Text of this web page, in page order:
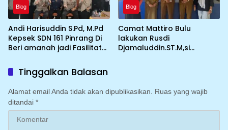
Blog
Andi Harisuddin S.Pd, M.Pd
Kepsek SDN 161 Pinrang Di
Beri amanah jadi Fasilitator
kabupaten Pinrang
Blog
Camat Mattiro Bulu
lakukan Rusdi
Djamaluddin.ST.M,si
Tinggalkan Balasan
Alamat email Anda tidak akan dipublikasikan. Ruas yang wajib
ditandai *